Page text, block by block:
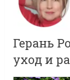
Герань
уход и